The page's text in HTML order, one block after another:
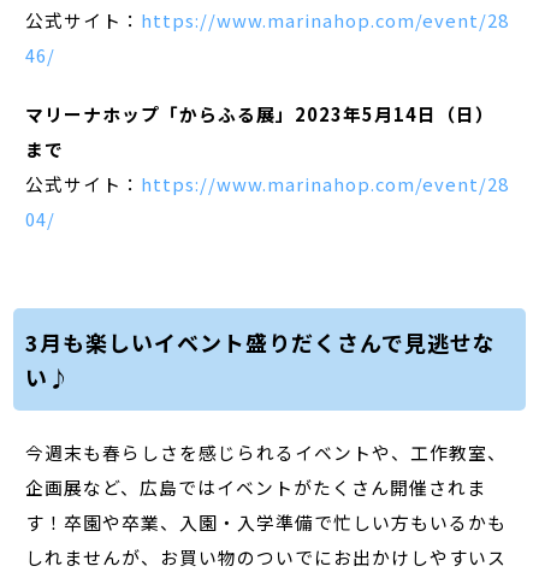
公式サイト： https://www.marinahop.com/event/28
46/
マリーナホップ「からふる展」2023年5月14日（日）
まで
公式サイト： https://www.marinahop.com/event/28
04/
3月も楽しいイベント盛りだくさんで見逃せな
い♪
今週末も春らしさを感じられるイベントや、工作教室、
企画展など、広島ではイベントがたくさん開催されま
す！卒園や卒業、入園・入学準備で忙しい方もいるかも
しれませんが、お買い物のついでにお出かけしやすいス